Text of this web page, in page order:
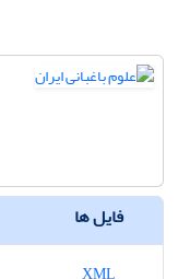
فایل ها